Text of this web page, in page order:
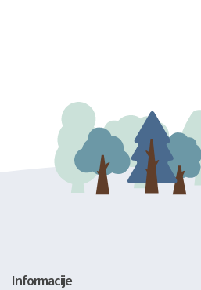
Informacije